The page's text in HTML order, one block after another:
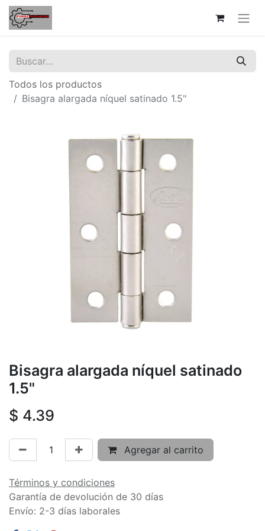
Todos los productos
Bisagra alargada níquel satinado 1.5"
Bisagra alargada níquel satinado
1.5"
$ 4.39
Agregar al carrito
Términos y condiciones
Garantía de devolución de 30 días
Envío: 2-3 días laborales